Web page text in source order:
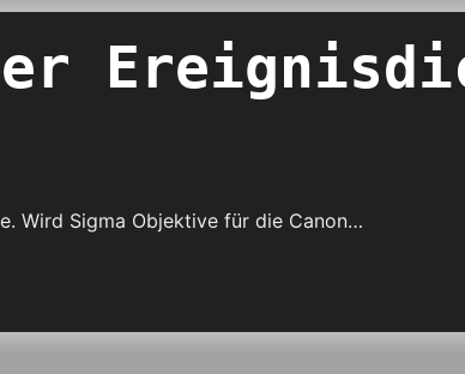
Wird Sigma Objektive für die Canon…